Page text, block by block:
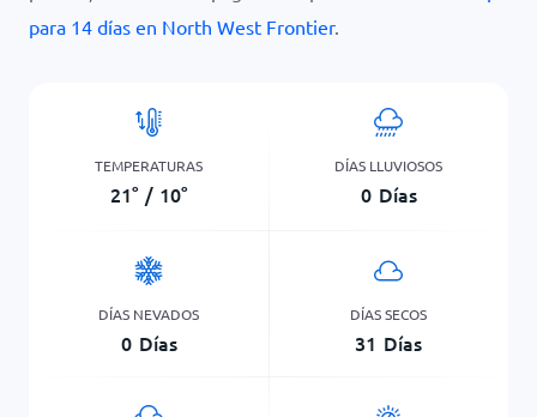
para 14 días en North West Frontier.
TEMPERATURAS
21° / 10°
DÍAS LLUVIOSOS
0 Días
DÍAS NEVADOS
0 Días
DÍAS SECOS
31 Días